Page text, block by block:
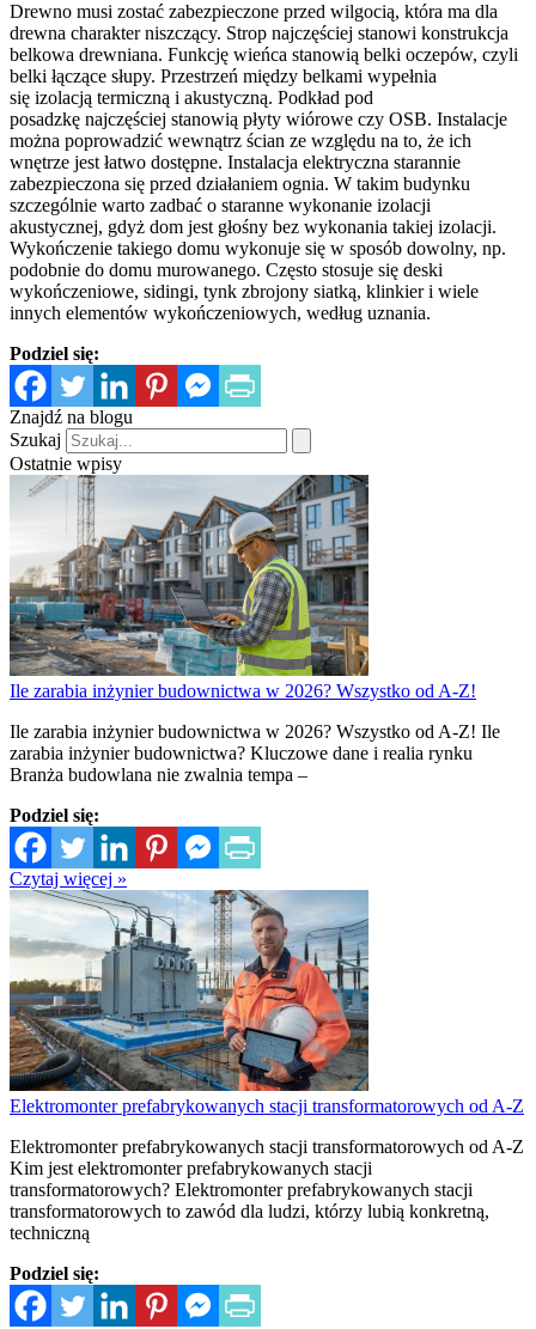
Drewno musi zostać zabezpieczone przed wilgocią, która ma dla
drewna charakter niszczący. Strop najczęściej stanowi konstrukcja
belkowa drewniana. Funkcję wieńca stanowią belki oczepów, czyli
belki łączące słupy. Przestrzeń między belkami wypełnia
się izolacją termiczną i akustyczną. Podkład pod
posadzkę najczęściej stanowią płyty wiórowe czy OSB. Instalacje
można poprowadzić wewnątrz ścian ze względu na to, że ich
wnętrze jest łatwo dostępne. Instalacja elektryczna starannie
zabezpieczona się przed działaniem ognia. W takim budynku
szczególnie warto zadbać o staranne wykonanie izolacji
akustycznej, gdyż dom jest głośny bez wykonania takiej izolacji.
Wykończenie takiego domu wykonuje się w sposób dowolny, np.
podobnie do domu murowanego. Często stosuje się deski
wykończeniowe, sidingi, tynk zbrojony siatką, klinkier i wiele
innych elementów wykończeniowych, według uznania.
Podziel się:
Znajdź na blogu
Szukaj
Ostatnie wpisy
Ile zarabia inżynier budownictwa w 2026? Wszystko od A-Z!
Ile zarabia inżynier budownictwa w 2026? Wszystko od A-Z! Ile
zarabia inżynier budownictwa? Kluczowe dane i realia rynku
Branża budowlana nie zwalnia tempa –
Podziel się:
Czytaj więcej »
Elektromonter prefabrykowanych stacji transformatorowych od A-Z
Elektromonter prefabrykowanych stacji transformatorowych od A-Z
Kim jest elektromonter prefabrykowanych stacji
transformatorowych? Elektromonter prefabrykowanych stacji
transformatorowych to zawód dla ludzi, którzy lubią konkretną,
techniczną
Podziel się: